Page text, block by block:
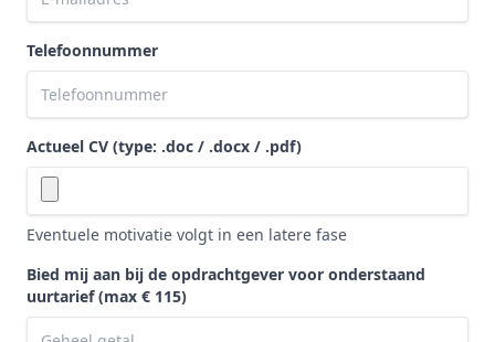
Telefoonnummer
Actueel CV (type: .doc / .docx / .pdf)
Eventuele motivatie volgt in een latere fase
Bied mij aan bij de opdrachtgever voor onderstaand
uurtarief(max € 115)